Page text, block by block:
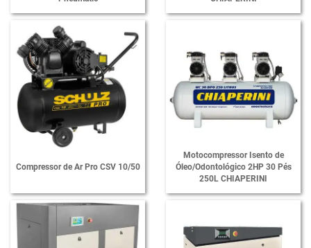
Compressor de Ar Pro CSV 10/50
Motocompressor Isento de
Óleo/Odontológico 2HP 30 Pés
250L CHIAPERINI